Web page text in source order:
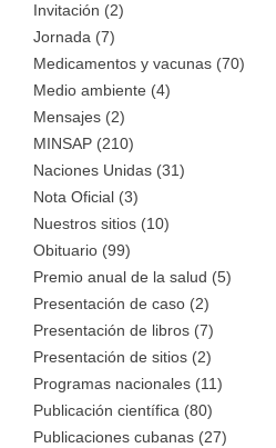
Invitación (2)
Jornada (7)
Medicamentos y vacunas (70)
Medio ambiente (4)
Mensajes (2)
MINSAP (210)
Naciones Unidas (31)
Nota Oficial (3)
Nuestros sitios (10)
Obituario (99)
Premio anual de la salud (5)
Presentación de caso (2)
Presentación de libros (7)
Presentación de sitios (2)
Programas nacionales (11)
Publicación científica (80)
Publicaciones cubanas (27)